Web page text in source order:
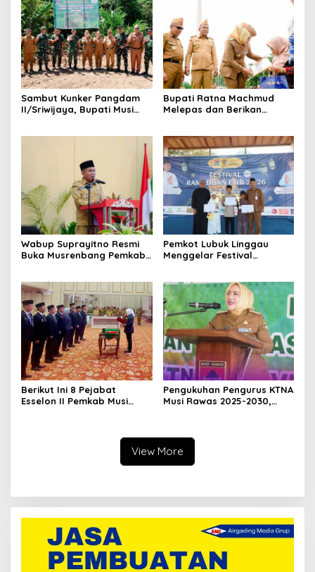
Sambut Kunker Pangdam
II/Sriwijaya, Bupati Musi
Bupati Ratna Machmud
Melepas dan Berikan
Musi Rawas
Wabup Suprayitno Resmi
Buka Musrenbang Pemkab
Terencana
Pemkot Lubuk Linggau
Menggelar Festival
Religius
Berikut Ini 8 Pejabat
Esselon II Pemkab Musi
Pengukuhan Pengurus KTNA
Musi Rawas 2025-2030,
View More